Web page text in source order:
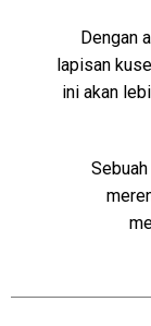
Dengan
lapisan
ini akan